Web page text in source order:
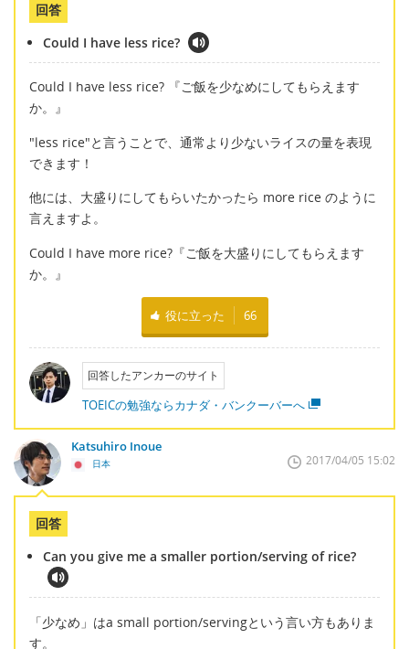
回答
Could I have less rice?
Could I have less rice? 『ご飯を少なめにしてもらえます
か。』
"less rice"と言うことで、通常より少ないライスの量を表現
できます！
他には、大盛りにしてもらいたかったら more rice のように
言えますよ。
Could I have more rice?『ご飯を大盛りにしてもらえます
か。』
役に立った 66
回答したアンカーのサイト
TOEICの勉強ならカナダ・バンクーバーへ
Katsuhiro Inoue
日本 2017/04/05 15:02
回答
Can you give me a smaller portion/serving of rice?
「少なめ」はa small portion/servingという言い方もありま
す。